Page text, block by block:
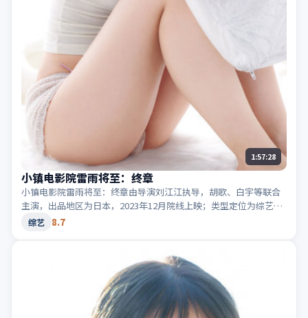
1:57:28
小镇电影院雷雨将至：终章
小镇电影院雷雨将至：终章由导演刘江江执导，胡歌、白宇等联合
主演，出品地区为日本，2023年12月院线上映；类型定位为综艺·
犯罪，黑白两道博弈。适合检索「日本犯罪」「2023高分综艺」等
综艺 8.7